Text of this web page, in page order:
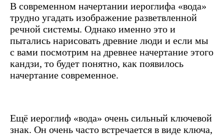
В современном начертании иероглифа «вода»
трудно угадать изображение разветвленной
речной системы. Однако именно это и
пытались нарисовать древние люди и если мы
с вами посмотрим на древнее начертание этого
кандзи, то будет понятно, как появилось
начертание современное.
Ещё иероглиф «вода» очень сильный ключевой
знак. Он очень часто встречается в виде ключа,